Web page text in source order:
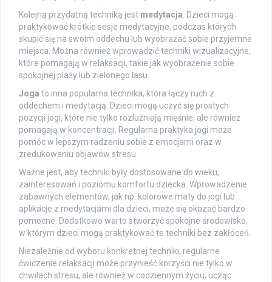
Kolejną przydatną techniką jest medytacja. Dzieci mogą
praktykować krótkie sesje medytacyjne, podczas których
skupić się na swoim oddechu lub wyobrażać sobie przyjemne
miejsca. Można również wprowadzić techniki wizualizacyjne,
które pomagają w relaksacji, takie jak wyobrażenie sobie
spokojnej plaży lub zielonego lasu.
Joga to inna popularna technika, która łączy ruch z
oddechem i medytacją. Dzieci mogą uczyć się prostych
pozycji jogi, które nie tylko rozluźniają mięśnie, ale również
pomagają w koncentracji. Regularna praktyka jogi może
pomóc w lepszym radzeniu sobie z emocjami oraz w
zredukowaniu objawów stresu.
Ważne jest, aby techniki były dostosowane do wieku,
zainteresowań i poziomu komfortu dziecka. Wprowadzenie
zabawnych elementów, jak np. kolorowe maty do jogi lub
aplikacje z medytacjami dla dzieci, może się okazać bardzo
pomocne. Dodatkowo warto stworzyć spokojne środowisko,
w którym dzieci mogą praktykować te techniki bez zakłóceń.
Niezależnie od wyboru konkretnej techniki, regularne
ćwiczenie relaksacji może przynieść korzyści nie tylko w
chwilach stresu, ale również w codziennym życiu, ucząc